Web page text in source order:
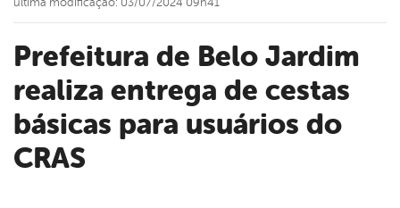
Prefeitura de Belo Jardim
realiza entrega de cestas
básicas para usuários do
CRAS
última modificação: 03/07/2024 09h41